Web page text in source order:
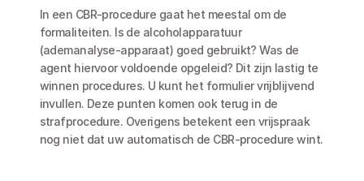
In een CBR-procedure gaat het meestal om de
formaliteiten. Is de alcoholapparatuur
(ademanalyse-apparaat) goed gebruikt? Was de
agent hiervoor voldoende opgeleid? Dit zijn lastig te
winnen procedures. U kunt het formulier vrijblijvend
invullen. Deze punten komen ook terug in de
strafprocedure. Overigens betekent een vrijspraak